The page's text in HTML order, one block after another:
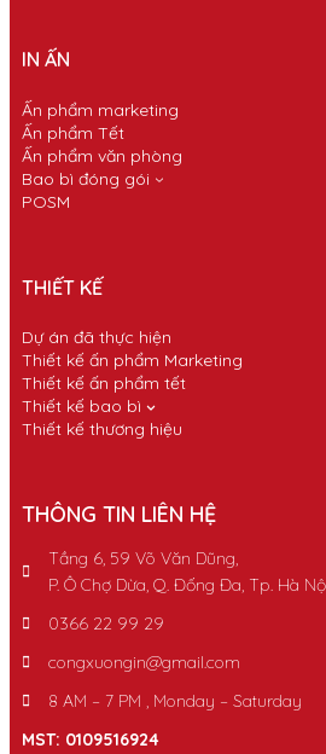
IN ẤN
Ấn phẩm marketing
Ấn phẩm Tết
Ấn phẩm văn phòng
Bao bì đóng gói
POSM
THIẾT KẾ
Dự án đã thực hiện
Thiết kế ấn phẩm Marketing
Thiết kế ấn phẩm tết
Thiết kế bao bì
Thiết kế thương hiệu
THÔNG TIN LIÊN HỆ
Tầng 6, 59 Võ Văn Dũng,
P. Ô Chợ Dừa, Q. Đống Đa, Tp. Hà
0366 22 99 29
congxuongin@gmail.com
8 AM – 7 PM , Monday – Saturday
MST: 0109516924